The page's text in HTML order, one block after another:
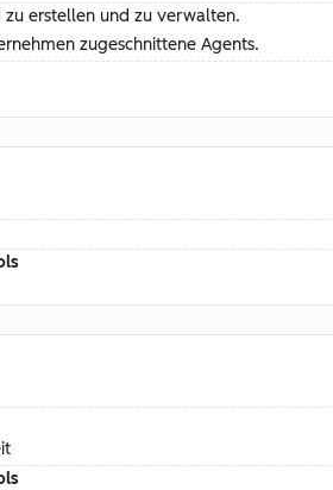
erstellen und zu verwalten.
zugeschnittene Agents.